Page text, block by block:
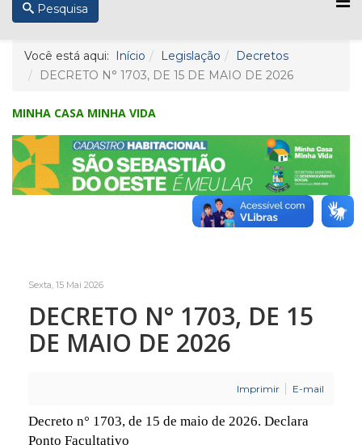
Pesquisa
Você está aqui: Início Legislação
Decretos
DECRETO N° 1703, DE 15 DE MAIO DE 2026
MINHA CASA MINHA VIDA
Sexta, 15 Mai 2026
DECRETO N° 1703, DE 15
DE MAIO DE 2026
Imprimir E-mail
Decreto n° 1703, de 15 de maio de 2026. Declara
Ponto Facultativo